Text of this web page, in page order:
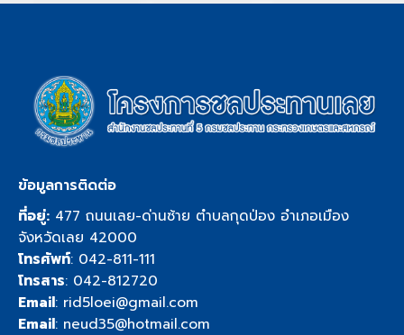
ข้อมูลการติดต่อ
ที่อยู่: 477 ถนนเลย-ด่านซ้าย ตำบลกุดป่อง อำเภอเมือง
จังหวัดเลย 42000
โทรศัพท์: 042-811-111
โทรสาร: 042-812720
Email: rid5loei@gmail.com
Email: neud35@hotmail.com